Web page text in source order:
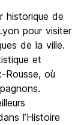
historique de
pour visiter
de la ville.
et
où
l’Histoire